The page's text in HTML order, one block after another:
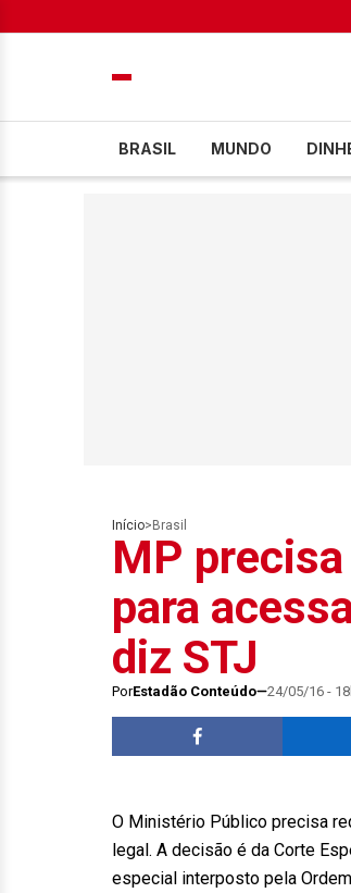
BRASIL MUNDO
Início> Brasil
MP
para
diz STJ
PorEstadão Conteúdo 24/05/16 -
O Ministério Público precisa
legal. A decisão é da Corte
especial interposto pela